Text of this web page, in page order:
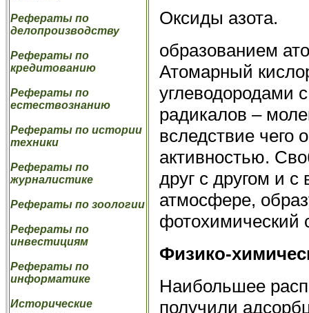
Рефераты по
делопроизводству
Рефераты по
кредитованию
Рефераты по
естествознанию
Рефераты по истории
техники
Рефераты по
журналистике
Рефераты по зоологии
Рефераты по
инвестициям
Рефераты по
информатике
Исторические
Оксиды азота.
образованием
Атомарный
углеводородами
радикалов –
вследствие
активностью.
друг с другом и
атмосфере,
фотохимический
Физико-
Наибольшее
получили